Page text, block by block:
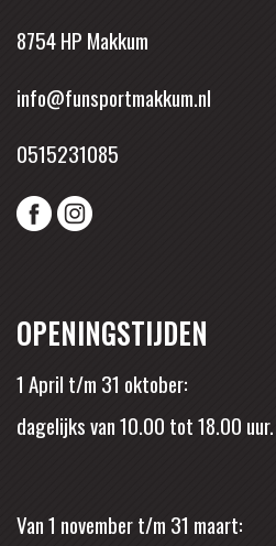
8754 HP Makkum
info@funsportmakkum.nl
0515231085
OPENINGSTIJDEN
1 April t/m 31 oktober:
dagelijks van 10.00 tot 18.00 uur.
Van 1 november t/m 31 maart: